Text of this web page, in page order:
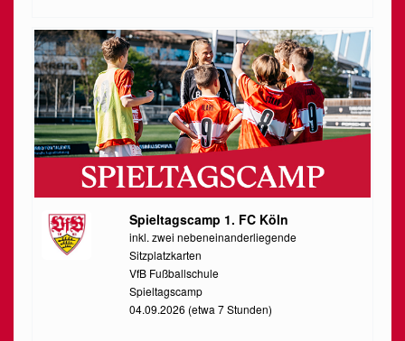
Spieltagscamp 1. FC Köln
inkl. zwei nebeneinanderliegende
Sitzplatzkarten
VfB Fußballschule
Spieltagscamp
04.09.2026 (etwa 7 Stunden)